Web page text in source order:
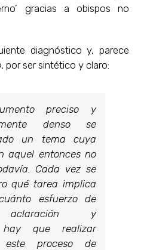
gracias a obispos no
diagnóstico y, parece
, por ser sintético y claro:
preciso y
denso se
un tema cuya
aquel entonces no
Cada vez se
qué tarea implica
esfuerzo de
aclaración y
hay que realizar
proceso de